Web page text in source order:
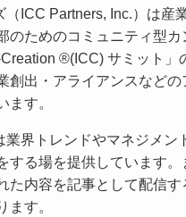
（ICC Partners, Inc.）は産
のためのコミュニティ型カ
®(ICC) サミット」
創出・アライアンスなどの
ます。
業界トレンドやマネジメン
する場を提供しています。
た内容を記事として配信す
ます。